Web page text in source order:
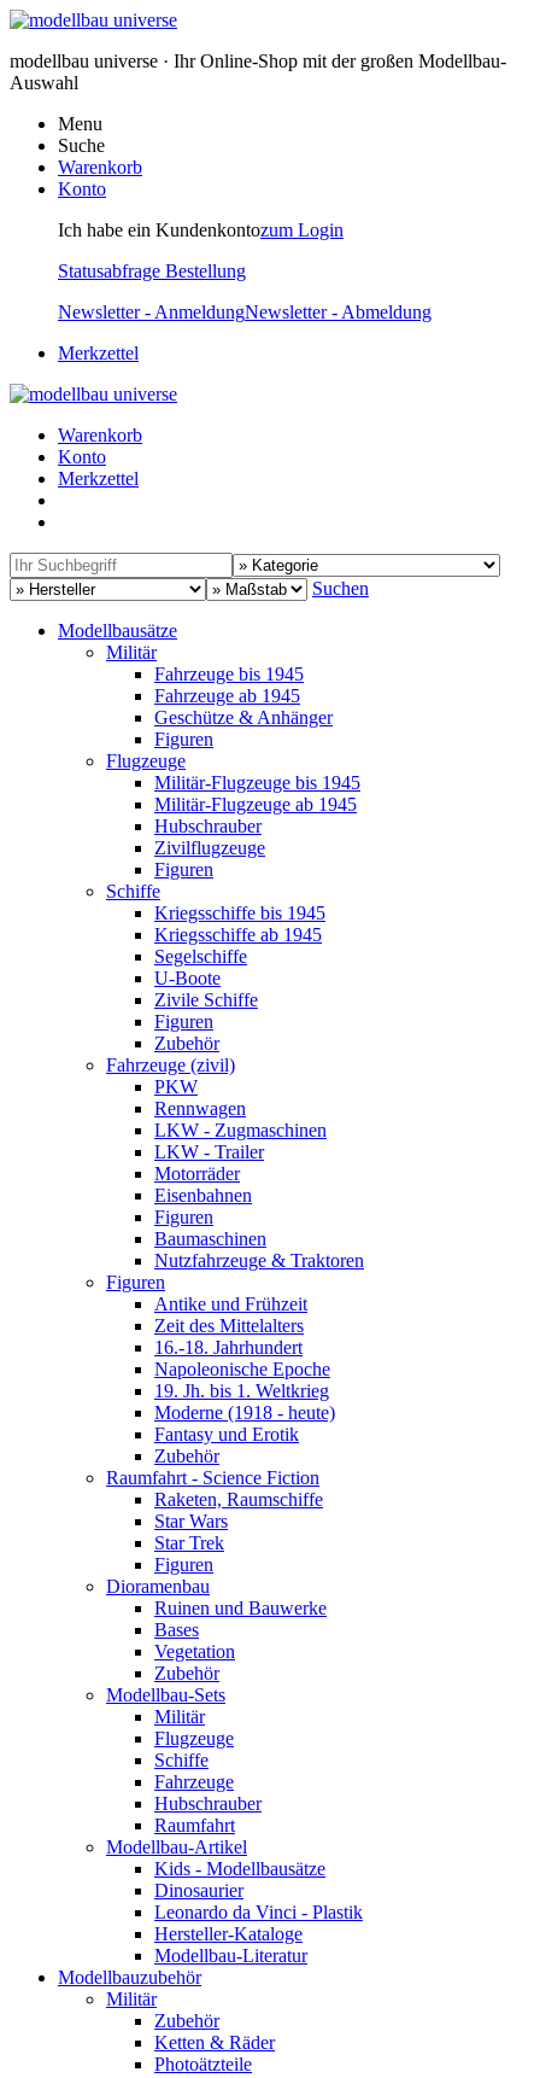
modellbau universe · Ihr Online-Shop mit der großen Modellbau-
Auswahl
Menu
Suche
Warenkorb
Konto
Ich habe ein Kundenkontozum Login
Statusabfrage Bestellung
Newsletter - AnmeldungNewsletter - Abmeldung
Merkzettel
Warenkorb
Konto
Merkzettel
Suchen
Modellbausätze
Militär
Fahrzeuge bis 1945
Fahrzeuge ab 1945
Geschütze & Anhänger
Figuren
Flugzeuge
Militär-Flugzeuge bis 1945
Militär-Flugzeuge ab 1945
Hubschrauber
Zivilflugzeuge
Figuren
Schiffe
Kriegsschiffe bis 1945
Kriegsschiffe ab 1945
Segelschiffe
U-Boote
Zivile Schiffe
Figuren
Zubehör
Fahrzeuge (zivil)
PKW
Rennwagen
LKW - Zugmaschinen
LKW - Trailer
Motorräder
Eisenbahnen
Figuren
Baumaschinen
Nutzfahrzeuge & Traktoren
Figuren
Antike und Frühzeit
Zeit des Mittelalters
16.-18. Jahrhundert
Napoleonische Epoche
19. Jh. bis 1. Weltkrieg
Moderne (1918 - heute)
Fantasy und Erotik
Zubehör
Raumfahrt - Science Fiction
Raketen, Raumschiffe
Star Wars
Star Trek
Figuren
Dioramenbau
Ruinen und Bauwerke
Bases
Vegetation
Zubehör
Modellbau-Sets
Militär
Flugzeuge
Schiffe
Fahrzeuge
Hubschrauber
Raumfahrt
Modellbau-Artikel
Kids - Modellbausätze
Dinosaurier
Leonardo da Vinci - Plastik
Hersteller-Kataloge
Modellbau-Literatur
Modellbauzubehör
Militär
Zubehör
Ketten & Räder
Photoätzteile